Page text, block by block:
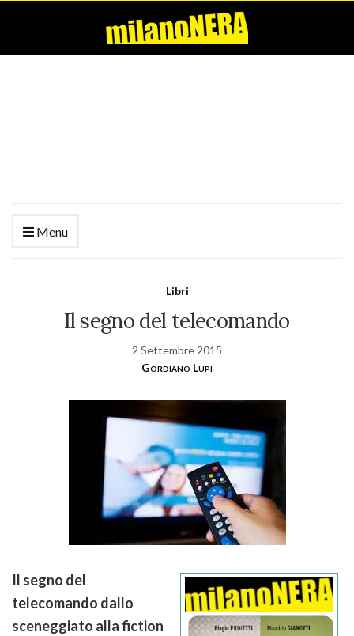
Menu
Libri
Il segno del telecomando
2 Settembre 2015
Gordiano Lupi
Il segno del
telecomando dallo
sceneggiato alla fiction